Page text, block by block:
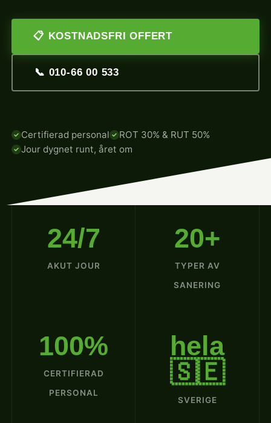
📋 KOSTNADSFRI OFFERT
📞 010-66 00 533
Certifierad personal
ROT 30% & RUT 50%
Jour dygnet runt, året om
24/7
AKUT JOUR
20+
TYPER AV
SANERING
100%
CERTIFIERAD
PERSONAL
hela
🇸🇪
SVERIGE